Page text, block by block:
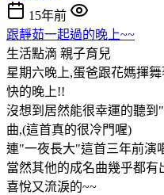
15年前
跟靜茹一起過的晚上~~
生活點滴 親子育兒
星期六晚上,蛋爸跟花媽揮
快的晚上!!
沒想到居然能很幸運的聽
曲,(這首真的很冷門喔)
連"一夜長大"這首三年前演
當然其他的成名曲幾乎都有
喜悅又流淚的~~